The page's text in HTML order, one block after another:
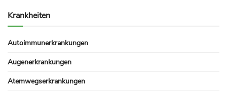
Krankheiten
Autoimmunerkrankungen
Augenerkrankungen
Atemwegserkrankungen